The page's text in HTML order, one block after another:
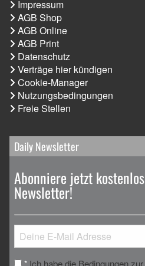
Impressum
AGB Shop
AGB Online
AGB Print
Datenschutz
Verträge hier kündigen
Cookie-Manager
Nutzungsbedingungen
Freie Stellen
Daily Newsletter
Abonniere jetzt
Newsletter!
Ich habe die Bedingungen